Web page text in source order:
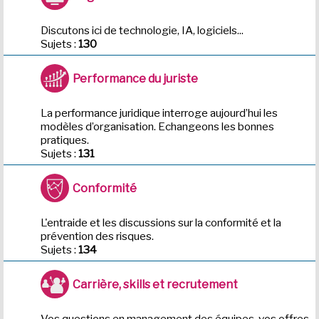
Discutons ici de technologie, IA, logiciels...
Sujets : 130
Performance du juriste
La performance juridique interroge aujourd’hui les
modèles d’organisation. Echangeons les bonnes
pratiques.
Sujets : 131
Conformité
L'entraide et les discussions sur la conformité et la
prévention des risques.
Sujets : 134
Carrière, skills et recrutement